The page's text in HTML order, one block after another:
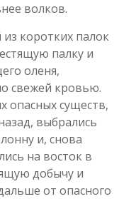
волков.
коротких палок
палку и
оленя,
свежей кровью.
опасных существ,
выбрались
и, снова
на восток в
добычу и
от опасного